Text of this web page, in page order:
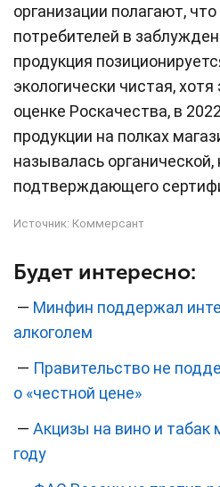
организации полагают,
потребителей в
продукция
экологически чистая,
оценке Роскачества, в
продукции на полках
называлась органической,
подтверждающего
Источник: Коммерсант
Будет интересно:
— Минфин поддержал
алкоголем
— Правительство не
о «честной цене»
— Акцизы на вино и табак
году